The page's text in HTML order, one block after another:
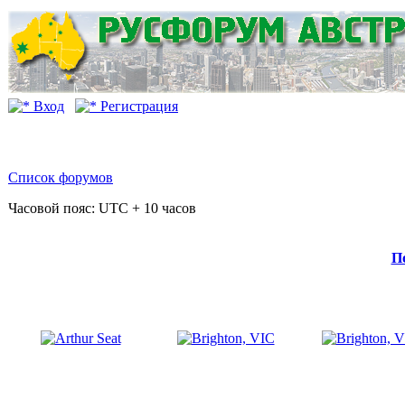
Вход Регистрация
Список форумов
Часовой пояс: UTC + 10 часов